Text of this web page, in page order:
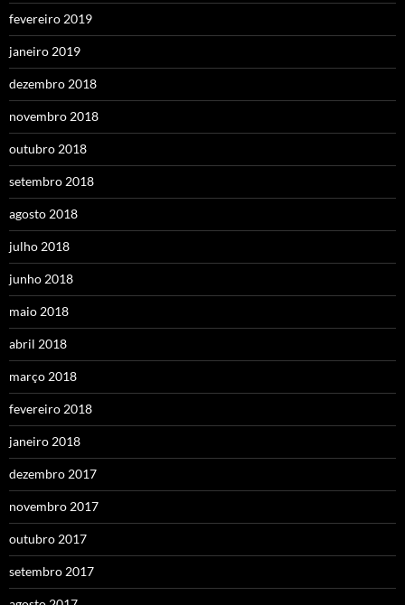
fevereiro 2019
janeiro 2019
dezembro 2018
novembro 2018
outubro 2018
setembro 2018
agosto 2018
julho 2018
junho 2018
maio 2018
abril 2018
março 2018
fevereiro 2018
janeiro 2018
dezembro 2017
novembro 2017
outubro 2017
setembro 2017